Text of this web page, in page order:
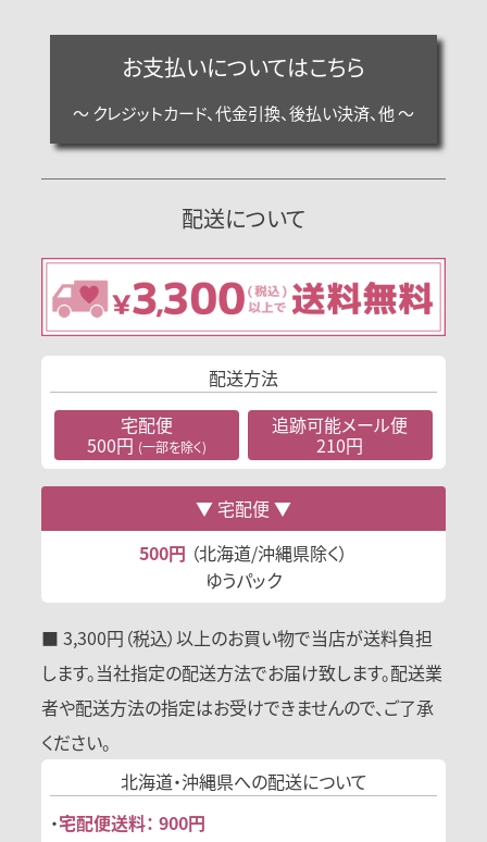
お支払いについてはこちら
～ クレジットカード、代金引換、後払い決済、他 ～
配送について
配送方法
宅配便
500円 (一部を除く)
追跡可能メール便
210円
宅配便
500円 （北海道/沖縄県除く）
ゆうパック
■ 3,300円（税込）以上のお買い物で当店が送料負担
します。当社指定の配送方法でお届け致します。配送業
者や配送方法の指定はお受けできませんので、ご了承
ください。
北海道・沖縄県への配送について
・宅配便送料： 900円